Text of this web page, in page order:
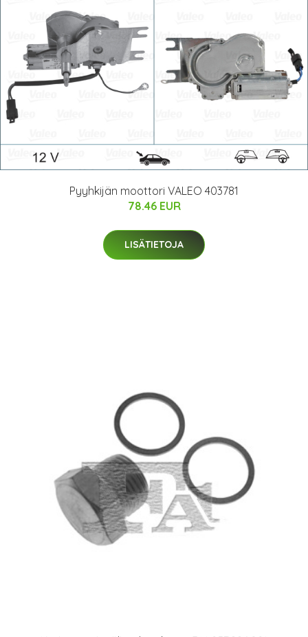
Pyyhkijän moottori VALEO 403781
78.46 EUR
LISÄTIETOJA